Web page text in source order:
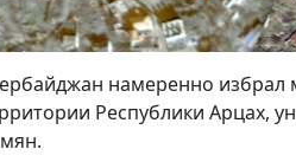
намеренно
Республики Арцах,